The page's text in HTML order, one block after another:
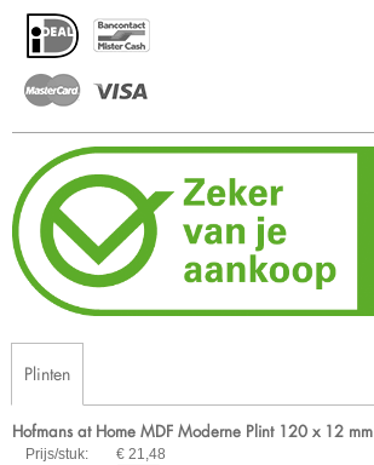
Plinten
Hofmans at Home MDF Moderne Plint 120 x 12 mm
Prijs/stuk:
€ 21,48